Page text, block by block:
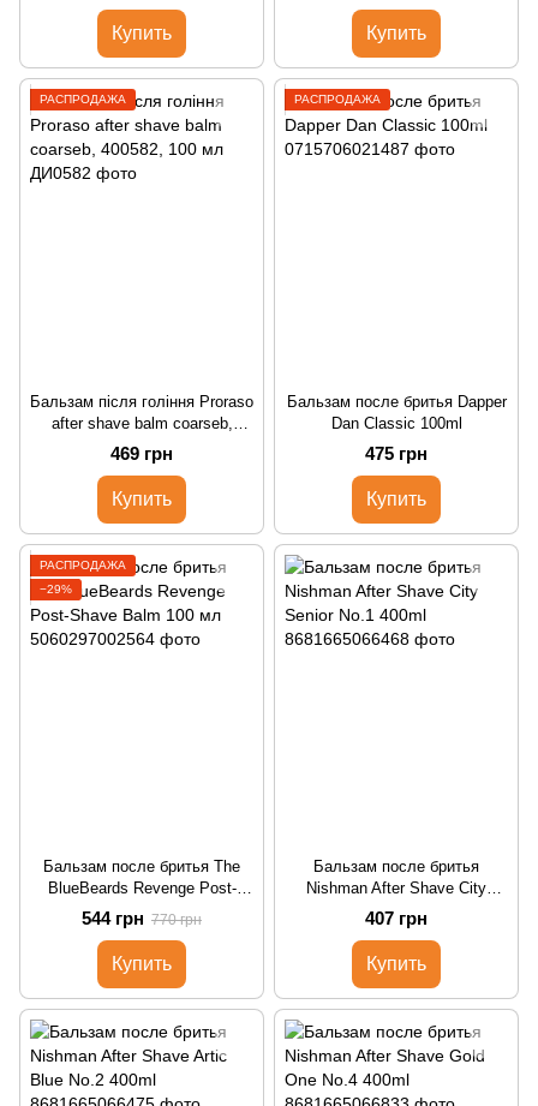
Купить Купить
РАСПРОДАЖА
Бальзам після гоління Proraso
after shave balm сoarseb,
400582, 100 мл
469 грн
Купить
РАСПРОДАЖА
Бальзам после бритья Dapper
Dan Classic 100ml
475 грн
Купить
РАСПРОДАЖА
−29%
Бальзам после бритья The
BlueBeards Revenge Post-
Shave Balm 100 мл
544 грн 770 грн
Купить
Бальзам после бритья
Nishman After Shave City
Senior No.1 400ml
407 грн
Купить